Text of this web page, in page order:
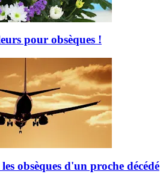
pour obsèques !
obsèques d'un proche décédé